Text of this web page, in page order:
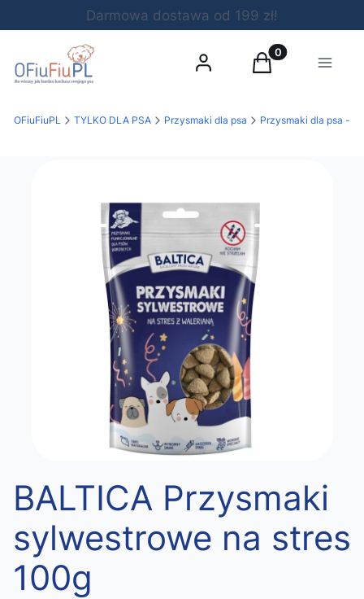
Darmowa dostawa od 199 zł!
Zaloguj sięProdukty w
Koszyk Menu
OFiuFiuPL TYLKO DLA PSA Przysmaki dla psa Przysmaki dla psa -
BALTICA Przysmaki
sylwestrowe na stres
100g